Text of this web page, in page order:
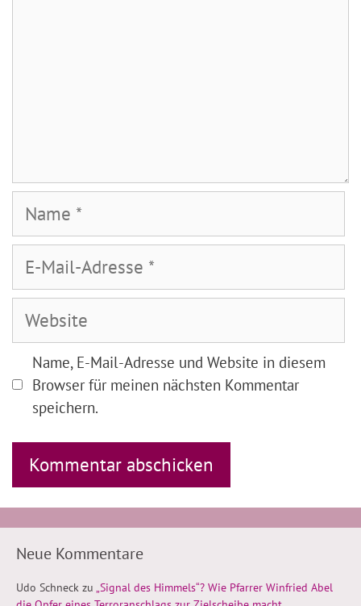
Mail-
Adresse
Name, E-Mail-Adresse und Website in diesem
Browser für meinen nächsten Kommentar
speichern.
Neue Kommentare
Udo Schneck zu „Signal des Himmels“? Wie Pfarrer Winfried Abel